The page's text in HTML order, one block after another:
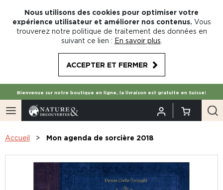
Nous utilisons des cookies pour optimiser votre
expérience utilisateur et améliorer nos contenus. Vous
trouverez notre politique de traitement des données en
suivant ce lien : En savoir plus
ACCEPTER ET FERMER
Bienvenue sur notre boutique en ligne, la livraison est gratuite en Suisse!
Accueil Mon agenda de sorcière 2018